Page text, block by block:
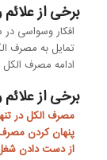
برخی از علائم
افکار وسواسی در
تمایل به مصرف
ادامه مصرف
برخی از علائم
مصرف الکل در
پنهان کردن
از دست دادن